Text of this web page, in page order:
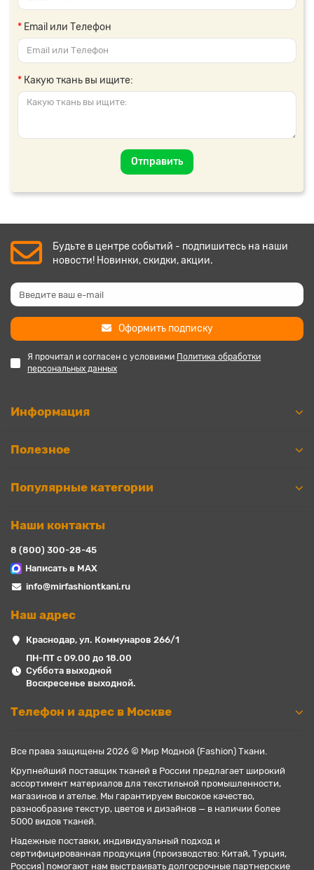
Email или Телефон
Какую ткань вы ищите:
Отправить
Будьте в центре событий - подпишитесь на наши
новости! Новинки, скидки, акции.
Оформить подписку
Я прочитал и согласен с условиями Политика обработки
персональных данных
Информация
Полезное
Популярные категории
Наши контакты
8 (800) 300-28-45
Написать в MAX
info@mirfashiontkani.ru
Наш адрес
Краснодар, ул. Коммунаров 266/1
ПН-ПТ с 09.00 до 18.00
Суббота выходной
Воскресенье выходной.
Телефон и адрес в Москве
Все права защищены 2026 © Мир Модной (Fashion) Ткани.
Крупнейший поставщик тканей в России предлагает широкий
ассортимент материалов для текстильной промышленности,
магазинов и ателье. Мы гарантируем высокое качество,
разнообразие текстур, цветов и дизайнов — в наличии более
5000 видов тканей.
Надежные поставки, индивидуальный подход и
сертифицированная продукция (производство: Китай, Турция,
Россия) помогают нам выстраивать долгосрочные партнерские